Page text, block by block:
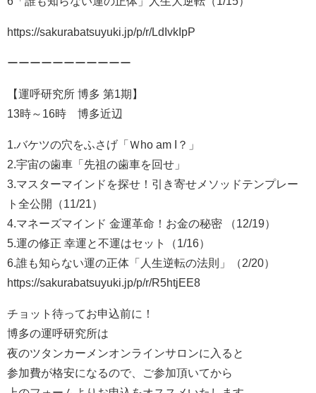
https://sakurabatsuyuki.jp/p/r/LdIvkIpP
ーーーーーーーーーーー
【運呼研究所 博多 第1期】
13時～16時 博多近辺
1.バケツの穴をふさげ「Ｗho am I？」
2.宇宙の歯車「先祖の歯車を回せ」
3.マスターマインドを探せ！引き寄せメソッドテンプレー
ト全公開（11/21）
4.マネーズマインド 金運革命！お金の秘密 （12/19）
5.運の修正 幸運と不運はセット（1/16）
6.誰も知らない運の正体「人生逆転の法則」（2/20）
https://sakurabatsuyuki.jp/p/r/R5htjEE8
チョット待ってお申込前に！
博多の運呼研究所は
夜のツタンカーメンオンラインサロンに入ると
参加費が格安になるので、ご参加頂いてから